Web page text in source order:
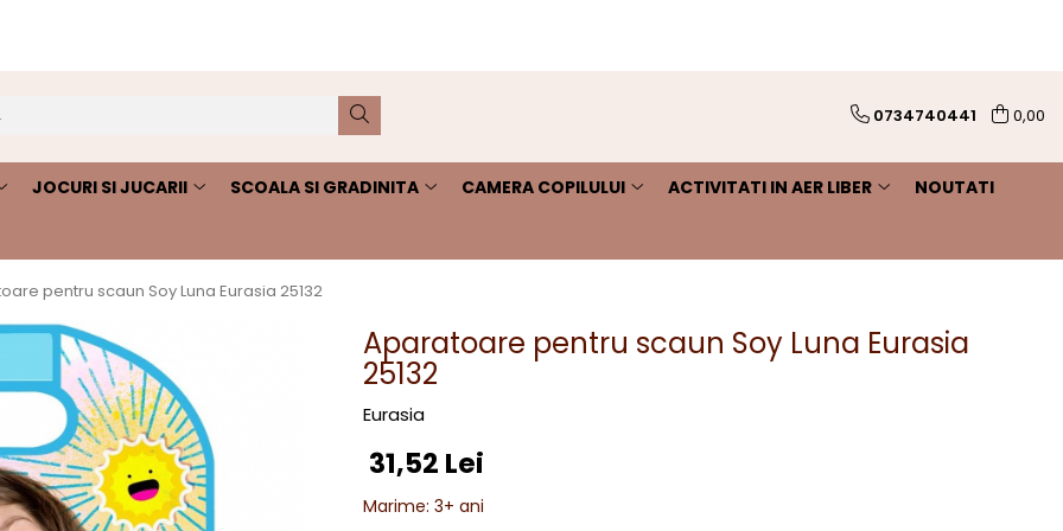
0734740441 0,00
JOCURI SI JUCARII SCOALA SI GRADINITA CAMERA COPILULUI ACTIVITATI IN AER LIBER NOUTATI
pentru scaun Soy Luna Eurasia 25132
Aparatoare pentru scaun Soy Luna Eurasia
25132
Eurasia
31,52 Lei
Marime:3+ ani